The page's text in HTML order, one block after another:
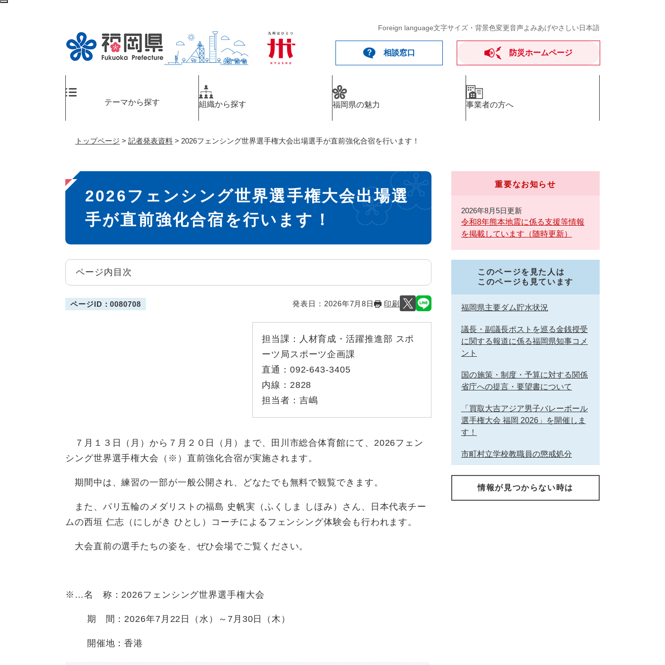
ペ
メ
Foreign language文字サイズ・背景色変更音声よみあげやさしい日本語
相談窓口 防災ホームページ
テーマから探す 組織から探す 福岡県の魅力 事業者の方へ
トップページ > 記者発表資料 > 2026フェンシング世界選手権大会出場選手が直前強化合宿を行います！
本
文
2026フェンシング世界選手権大会出場選
手が直前強化合宿を行います！
ページ内目次
ページID：0080708 発表日： 2026年7月8日 印刷
担当課： 人材育成・活躍推進部 スポ
ーツ局スポーツ企画課
直通： 092-643-3405
内線： 2828
担当者： 吉嶋
７月１３日（月）から７月２０日（月）まで、田川市総合体育館にて、2026フェン
シング世界選手権大会（※）直前強化合宿が実施されます。
期間中は、練習の一部が一般公開され、どなたでも無料で観覧できます。
また、パリ五輪のメダリストの福島 史帆実（ふくしま しほみ）さん、日本代表チー
ムの西垣 仁志（にしがき ひとし）コーチによるフェンシング体験会も行われます。
大会直前の選手たちの姿を、ぜひ会場でご覧ください。
※…名 称：2026フェンシング世界選手権大会
期 間：2026年7月22日（水）～7月30日（木）
開催地：香港
重要なお知らせ
2026年8月5日更新
令和8年熊本地震に係る支援等情報
を掲載しています（随時更新）
このページを見た人は
このページも見ています
福岡県主要ダム貯水状況
議長・副議長ポストを巡る金銭授受
に関する報道に係る福岡県知事コメ
ント
国の施策・制度・予算に対する関係
省庁への提言・要望書について
「買取大吉アジア男子バレーボール
選手権大会 福岡 2026」を開催しま
す！
市町村立学校教職員の懲戒処分
情報が見つからない時は